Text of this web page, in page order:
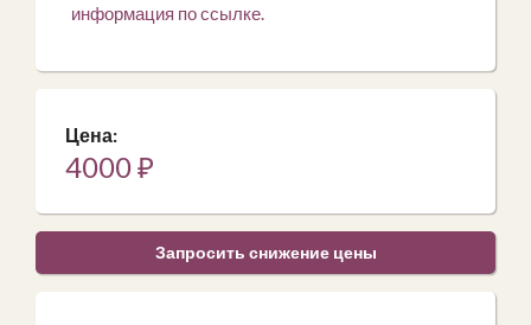
информация по ссылке.
Цена:
4000₽
Запросить снижение цены